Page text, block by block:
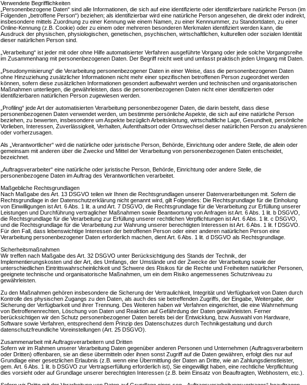
Verwendete Begrifflichkeiten
„Personenbezogene Daten“ sind alle Informationen, die sich auf eine identifizierte oder identifizierbare natürliche Person (im
Folgenden „betroffene Person“) beziehen; als identifizierbar wird eine natürliche Person angesehen, die direkt oder indirekt,
insbesondere mittels Zuordnung zu einer Kennung wie einem Namen, zu einer Kennnummer, zu Standortdaten, zu einer
Online-Kennung (z.B. Cookie) oder zu einem oder mehreren besonderen Merkmalen identifiziert werden kann, die
Ausdruck der physischen, physiologischen, genetischen, psychischen, wirtschaftlichen, kulturellen oder sozialen Identität
dieser natürlichen Person sind.
„Verarbeitung“ ist jeder mit oder ohne Hilfe automatisierter Verfahren ausgeführte Vorgang oder jede solche Vorgangsreihe
im Zusammenhang mit personenbezogenen Daten. Der Begriff reicht weit und umfasst praktisch jeden Umgang mit Daten.
„Pseudonymisierung“ die Verarbeitung personenbezogener Daten in einer Weise, dass die personenbezogenen Daten
ohne Hinzuziehung zusätzlicher Informationen nicht mehr einer spezifischen betroffenen Person zugeordnet werden
können, sofern diese zusätzlichen Informationen gesondert aufbewahrt werden und technischen und organisatorischen
Maßnahmen unterliegen, die gewährleisten, dass die personenbezogenen Daten nicht einer identifizierten oder
identifizierbaren natürlichen Person zugewiesen werden.
„Profiling“ jede Art der automatisierten Verarbeitung personenbezogener Daten, die darin besteht, dass diese
personenbezogenen Daten verwendet werden, um bestimmte persönliche Aspekte, die sich auf eine natürliche Person
beziehen, zu bewerten, insbesondere um Aspekte bezüglich Arbeitsleistung, wirtschaftliche Lage, Gesundheit, persönliche
Vorlieben, Interessen, Zuverlässigkeit, Verhalten, Aufenthaltsort oder Ortswechsel dieser natürlichen Person zu analysieren
oder vorherzusagen.
Als „Verantwortlicher“ wird die natürliche oder juristische Person, Behörde, Einrichtung oder andere Stelle, die allein oder
gemeinsam mit anderen über die Zwecke und Mittel der Verarbeitung von personenbezogenen Daten entscheidet,
bezeichnet.
„Auftragsverarbeiter“ eine natürliche oder juristische Person, Behörde, Einrichtung oder andere Stelle, die
personenbezogene Daten im Auftrag des Verantwortlichen verarbeitet.
Maßgebliche Rechtsgrundlagen
Nach Maßgabe des Art. 13 DSGVO teilen wir Ihnen die Rechtsgrundlagen unserer Datenverarbeitungen mit. Sofern die
Rechtsgrundlage in der Datenschutzerklärung nicht genannt wird, gilt Folgendes: Die Rechtsgrundlage für die Einholung
von Einwilligungen ist Art. 6 Abs. 1 lit. a und Art. 7 DSGVO, die Rechtsgrundlage für die Verarbeitung zur Erfüllung unserer
Leistungen und Durchführung vertraglicher Maßnahmen sowie Beantwortung von Anfragen ist Art. 6 Abs. 1 lit. b DSGVO,
die Rechtsgrundlage für die Verarbeitung zur Erfüllung unserer rechtlichen Verpflichtungen ist Art. 6 Abs. 1 lit. c DSGVO,
und die Rechtsgrundlage für die Verarbeitung zur Wahrung unserer berechtigten Interessen ist Art. 6 Abs. 1 lit. f DSGVO.
Für den Fall, dass lebenswichtige Interessen der betroffenen Person oder einer anderen natürlichen Person eine
Verarbeitung personenbezogener Daten erforderlich machen, dient Art. 6 Abs. 1 lit. d DSGVO als Rechtsgrundlage.
Sicherheitsmaßnahmen
Wir treffen nach Maßgabe des Art. 32 DSGVO unter Berücksichtigung des Stands der Technik, der
Implementierungskosten und der Art, des Umfangs, der Umstände und der Zwecke der Verarbeitung sowie der
unterschiedlichen Eintrittswahrscheinlichkeit und Schwere des Risikos für die Rechte und Freiheiten natürlicher Personen,
geeignete technische und organisatorische Maßnahmen, um ein dem Risiko angemessenes Schutzniveau zu
gewährleisten.
Zu den Maßnahmen gehören insbesondere die Sicherung der Vertraulichkeit, Integrität und Verfügbarkeit von Daten durch
Kontrolle des physischen Zugangs zu den Daten, als auch des sie betreffenden Zugriffs, der Eingabe, Weitergabe, der
Sicherung der Verfügbarkeit und ihrer Trennung. Des Weiteren haben wir Verfahren eingerichtet, die eine Wahrnehmung
von Betroffenenrechten, Löschung von Daten und Reaktion auf Gefährdung der Daten gewährleisten. Ferner
berücksichtigen wir den Schutz personenbezogener Daten bereits bei der Entwicklung, bzw. Auswahl von Hardware,
Software sowie Verfahren, entsprechend dem Prinzip des Datenschutzes durch Technikgestaltung und durch
datenschutzfreundliche Voreinstellungen (Art. 25 DSGVO).
Zusammenarbeit mit Auftragsverarbeitern und Dritten
Sofern wir im Rahmen unserer Verarbeitung Daten gegenüber anderen Personen und Unternehmen (Auftragsverarbeitern
oder Dritten) offenbaren, sie an diese übermitteln oder ihnen sonst Zugriff auf die Daten gewähren, erfolgt dies nur auf
Grundlage einer gesetzlichen Erlaubnis (z.B. wenn eine Übermittlung der Daten an Dritte, wie an Zahlungsdienstleister,
gem. Art. 6 Abs. 1 lit. b DSGVO zur Vertragserfüllung erforderlich ist), Sie eingewilligt haben, eine rechtliche Verpflichtung
dies vorsieht oder auf Grundlage unserer berechtigten Interessen (z.B. beim Einsatz von Beauftragten, Webhostern, etc.).